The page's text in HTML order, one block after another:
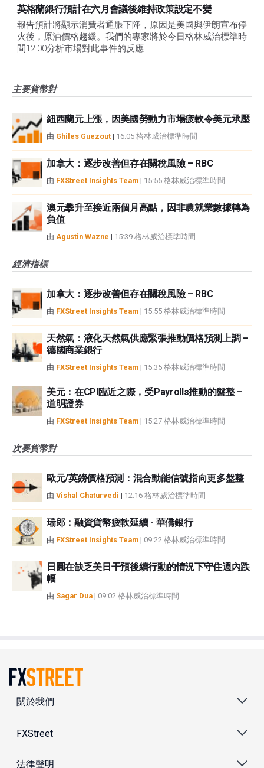
英格蘭銀行預計在六月會議後維持政策設定不變
報告預計將顯示消費者通脹下降，原因是美國與伊朗宣布停
火後，原油價格趨緩。我們的專家將於今日格林威治標準時
間12:00分析市場對此事件的反應
主要貨幣對
紐西蘭元上漲，因美國勞動力市場疲軟令美元承壓
由 Ghiles Guezout | 16:05 格林威治標準時間
加拿大：逐步改善但存在關稅風險 – RBC
由 FXStreet Insights Team | 15:55 格林威治標準時間
澳元攀升至接近兩個月高點，因非農就業數據轉為
負值
由 Agustin Wazne | 15:39 格林威治標準時間
經濟指標
加拿大：逐步改善但存在關稅風險 – RBC
由 FXStreet Insights Team | 15:55 格林威治標準時間
天然氣：液化天然氣供應緊張推動價格預測上調 –
德國商業銀行
由 FXStreet Insights Team | 15:35 格林威治標準時間
美元：在CPI臨近之際，受Payrolls推動的盤整 –
道明證券
由 FXStreet Insights Team | 15:27 格林威治標準時間
次要貨幣對
歐元/英鎊價格預測：混合動能信號指向更多盤整
由 Vishal Chaturvedi | 12:16 格林威治標準時間
瑞郎：融資貨幣疲軟延續 - 華僑銀行
由 FXStreet Insights Team | 09:22 格林威治標準時間
日圓在缺乏美日干預後續行動的情況下守住週內跌
幅
由 Sagar Dua | 09:02 格林威治標準時間
關於我們
FXStreet
法律聲明